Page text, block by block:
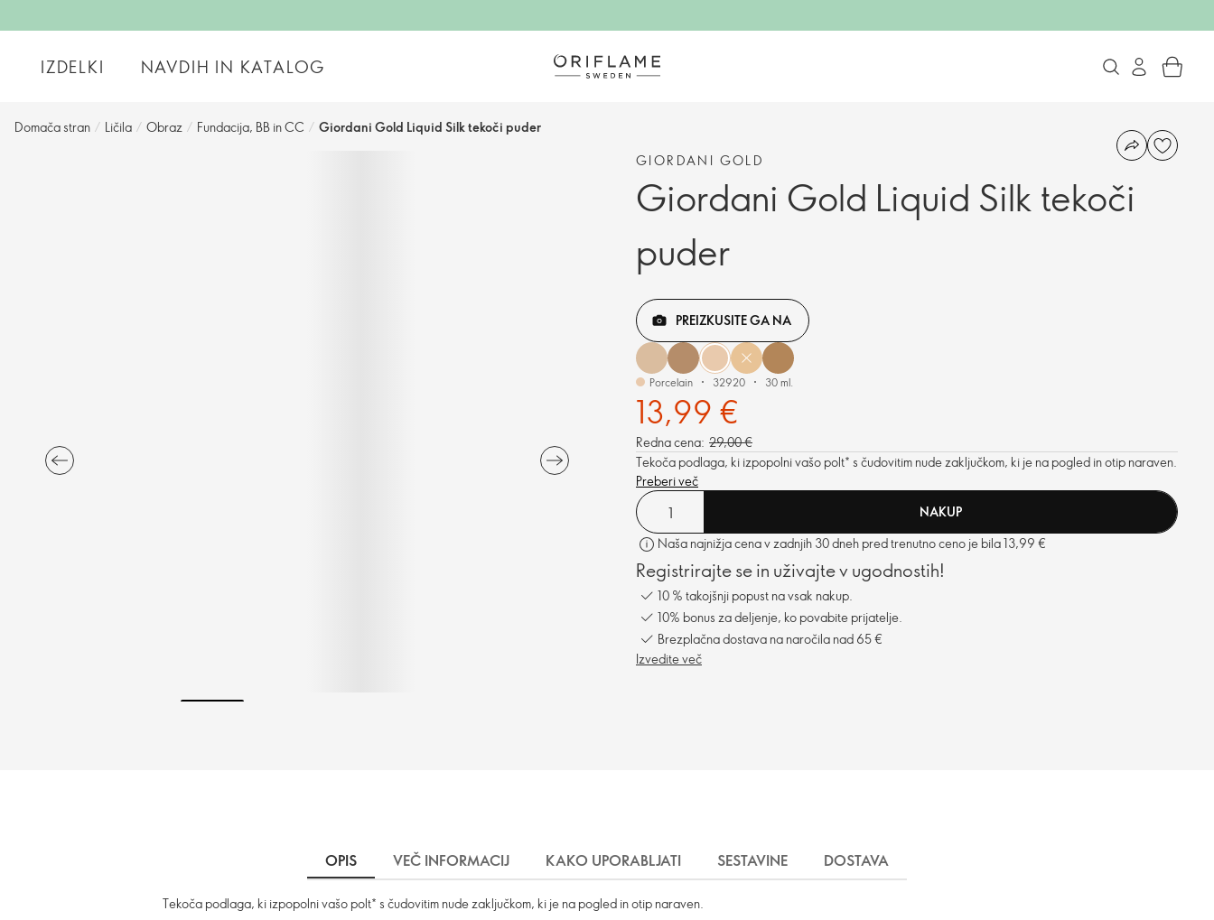
IZDELKI NAVDIH IN KATALOG
Domača stran / Ličila / Obraz / Fundacija, BB in CC / Giordani Gold Liquid Silk tekoči puder
GIORDANI GOLD
Giordani Gold Liquid Silk tekoči
puder
PREIZKUSITE GA NA
Porcelain 32920 30 ml.
13,99 €
Redna cena: 29,00 €
Tekoča podlaga, ki izpopolni vašo polt* s čudovitim nude zaključkom, ki je na pogled in otip naraven.
Preberi več
NAKUP
Naša najnižja cena v zadnjih 30 dneh pred trenutno ceno je bila 13,99 €
Registrirajte se in uživajte v ugodnostih!
10 % takojšnji popust na vsak nakup.
10% bonus za deljenje, ko povabite prijatelje.
Brezplačna dostava na naročila nad 65 €
Izvedite več
OPIS VEČ INFORMACIJ KAKO UPORABLJATI SESTAVINE DOSTAVA
Tekoča podlaga, ki izpopolni vašo polt* s čudovitim nude zaključkom, ki je na pogled in otip naraven.